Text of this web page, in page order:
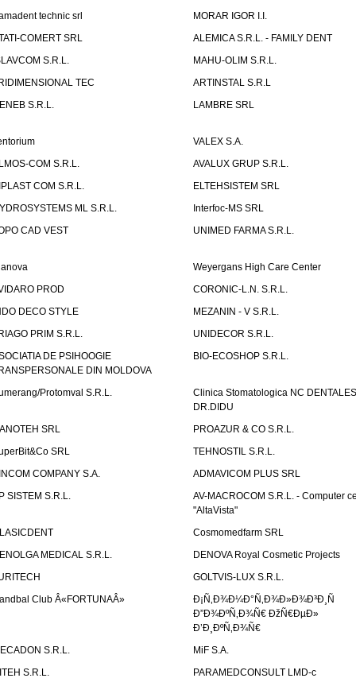
technic srl
MORAR IGOR I.I.
COMERT SRL
ALEMICA S.R.L. - FAMILY DENT
S.R.L.
MAHU-OLIM S.R.L.
TEC
ARTINSTAL S.R.L
S.R.L.
LAMBRE SRL
VALEX S.A.
COM S.R.L.
AVALUX GRUP S.R.L.
COM S.R.L.
ELTEHSISTEM SRL
ML S.R.L.
Interfoc-MS SRL
CAD VEST
UNIMED FARMA S.R.L.
Weyergans High Care Center
PROD
CORONIC-L.N. S.R.L.
DECO STYLE
MEZANIN - V S.R.L.
PRIM S.R.L.
UNIDECOR S.R.L.
DE PSIHOOGIE
DIN MOLDOVA
BIO-ECOSHOP S.R.L.
Protomval S.R.L.
Clinica Stomatologica NC DENTALES
DR.DIDU
SRL
PROAZUR & CO S.R.L.
SRL
TEHNOSTIL S.R.L.
COMPANY S.A.
ADMAVICOM PLUS SRL
SISTEM S.R.L.
AV-MACROCOM S.R.L. - Computer
"AltaVista"
Cosmomedfarm SRL
MEDICAL S.R.L.
DENOVA Royal Cosmetic Projects
GOLTVIS-LUX S.R.L.
Club Â«FORTUNAÂ»
Ð¡Ñ‚Ð¾Ð¼Ð°Ñ‚Ð¾Ð»Ð¾Ð³Ð¸Ñ
Ð”Ð¾ÐºÑ‚Ð¾Ñ€ ÐžÑ€ÐµÐ»
Ð’Ð¸ÐºÑ‚Ð¾Ñ€
S.R.L.
MiF S.A.
S.R.L.
PARAMEDCONSULT LMD-c